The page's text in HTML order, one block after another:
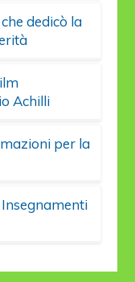
dedicò la
Achilli
per la